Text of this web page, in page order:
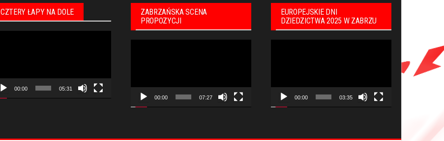
CZTERY ŁAPY NA DOLE
00:00 05:31
ZABRZAŃSKA SCENA
PROPOZYCJI
00:00 07:27
EUROPEJSKIE DNI
DZIEDZICTWA 2025 W ZABRZU
00:00 03:35